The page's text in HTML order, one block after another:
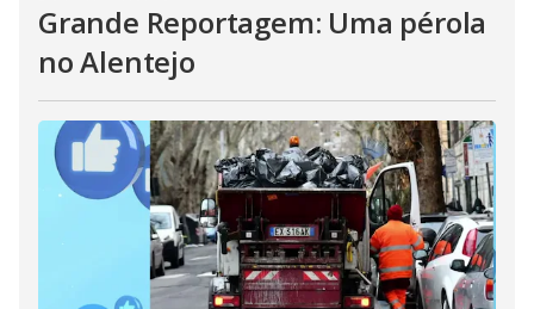
Grande Reportagem: Uma pérola
no Alentejo